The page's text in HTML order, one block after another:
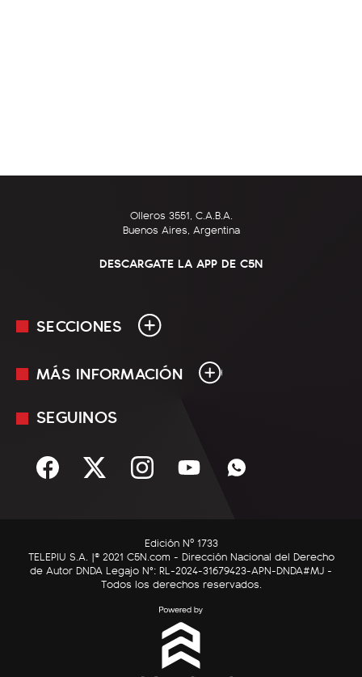
Olleros 3551, C.A.B.A.
Buenos Aires, Argentina
DESCARGATE LA APP DE C5N
SECCIONES
En Vivo
Sociedad
C5N Autos
RatingCero
MÁS INFORMACIÓN
Mediakit
Términos y condiciones
SEGUINOS
Edición Nº 1733
TELEPIU S.A. |© 2021 C5N.com - Dirección Nacional del Derecho
de Autor DNDA Legajo N°: RL-2024-31679423-APN-DNDA#MJ -
Todos los derechos reservados.